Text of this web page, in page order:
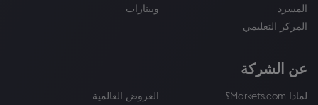
المسرد
ويبنارات
المركز التعليمي
عن الشركة
لماذا Markets.com؟
العروض العالمية